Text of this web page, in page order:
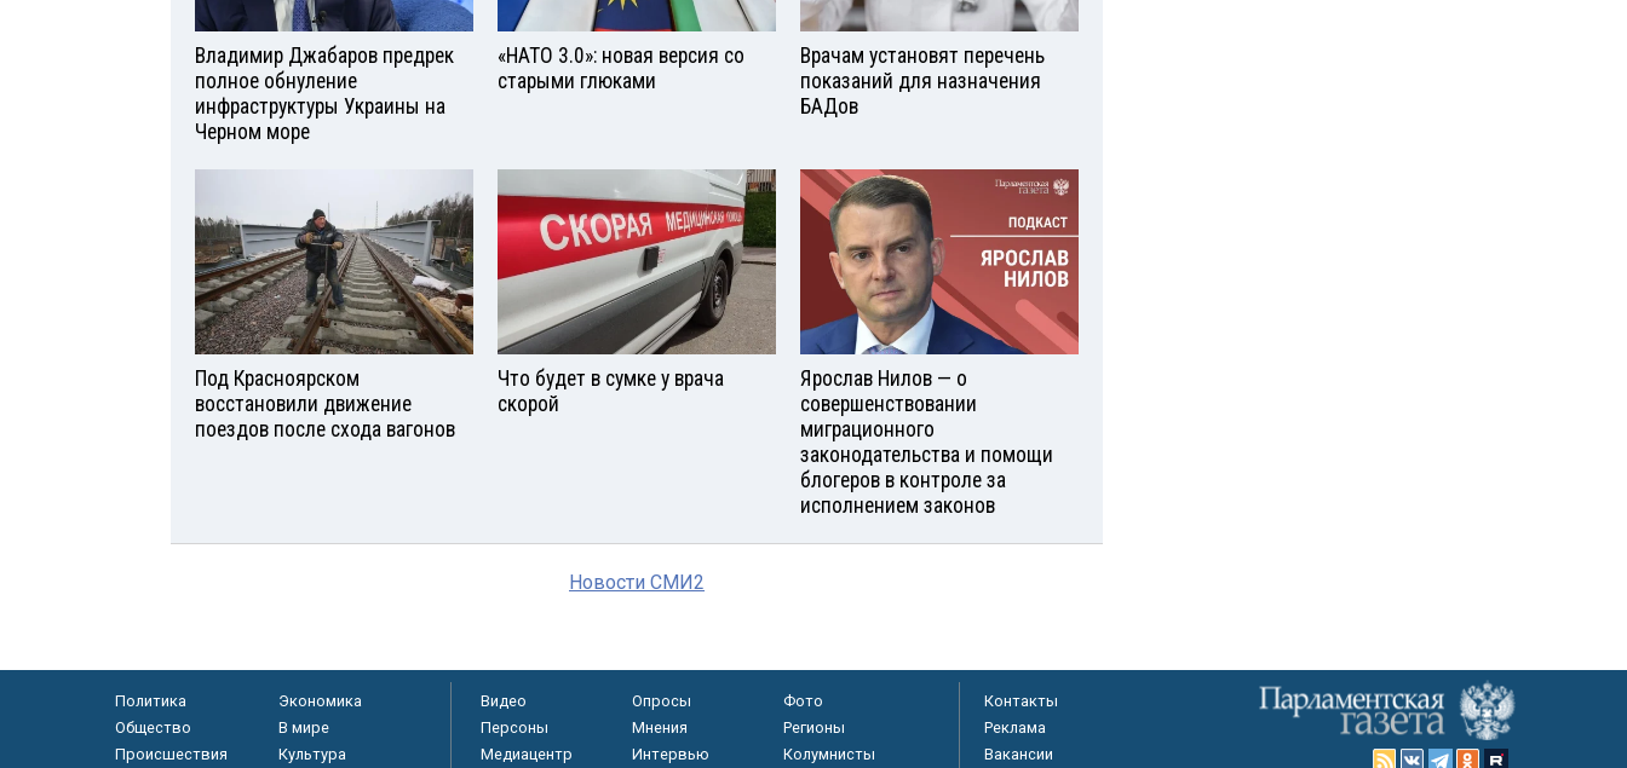
Владимир Джабаров предрек
полное обнуление
инфраструктуры Украины на
Черном море
«НАТО 3.0»: новая версия со
старыми глюками
Врачам установят перечень
показаний для назначения
БАДов
Под Красноярском
восстановили движение
поездов после схода вагонов
Что будет в сумке у врача
скорой
Ярослав Нилов — о
совершенствовании
миграционного
законодательства и помощи
блогеров в контроле за
исполнением законов
Новости СМИ2
Политика
Экономика
Общество
В мире
Происшествия
Культура
Видео Опросы
Фото
Персоны
Мнения
Регионы
Медиацентр
Интервью Колумнисты
Контакты
Реклама
Вакансии